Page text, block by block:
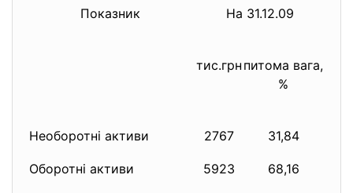
Показник На 31.12.09
тис.грн питома вага,
%
Необоротні активи 2767 31,84
Оборотні активи 5923 68,16